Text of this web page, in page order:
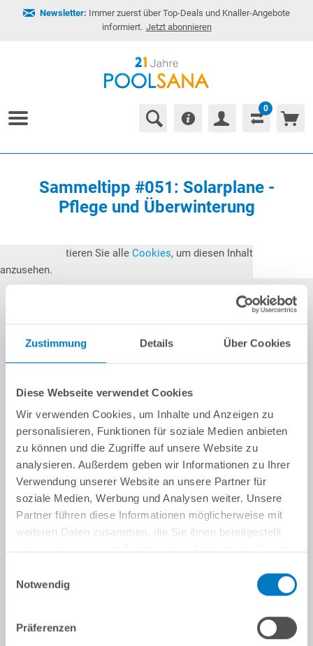
Zustimmung Details Über Cookies
Diese Webseite verwendet Cookies
Wir verwenden Cookies, um Inhalte und Anzeigen zu
personalisieren, Funktionen für soziale Medien anbieten
zu können und die Zugriffe auf unsere Website zu
analysieren. Außerdem geben wir Informationen zu Ihrer
Verwendung unserer Website an unsere Partner für
soziale Medien, Werbung und Analysen weiter. Unsere
Partner führen diese Informationen möglicherweise mit
weiteren Daten zusammen, die Sie ihnen bereitgestellt
Notwendig
Präferenzen
Newsletter: Immer zuerst über Top-Deals und Knaller-Angebote
informiert. Jetzt abonnieren
0
Sammeltipp #051: Solarplane -
Pflege und Überwinterung
Bitte akzeptieren Sie alle Cookies, um diesen Inhalt
anzusehen.